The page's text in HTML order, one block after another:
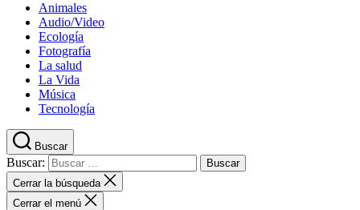
Animales
Audio/Video
Ecología
Fotografía
La salud
La Vida
Música
Tecnología
Buscar
Buscar:
Cerrar la búsqueda
Cerrar el menú